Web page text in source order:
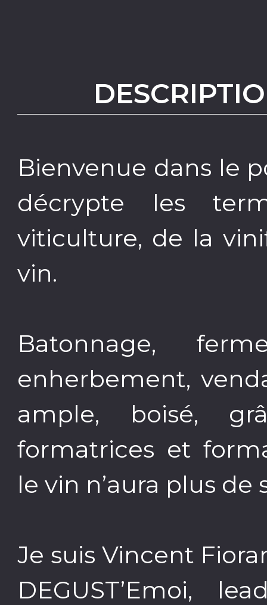
Bienvenue dans le
décrypte les
viticulture, de la
vin.
Batonnage,
enherbement,
ample, boisé,
formatrices et
le vin n’aura plus
Je suis Vincent
DEGUST’Emoi,